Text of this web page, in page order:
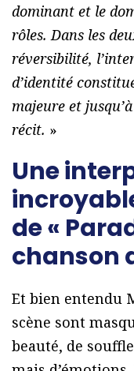
dominant et le
rôles. Dans les
réversibilité,
d’identité
majeure et
récit. »
Une
de «
chanson
Et bien entendu
scène sont
beauté, de